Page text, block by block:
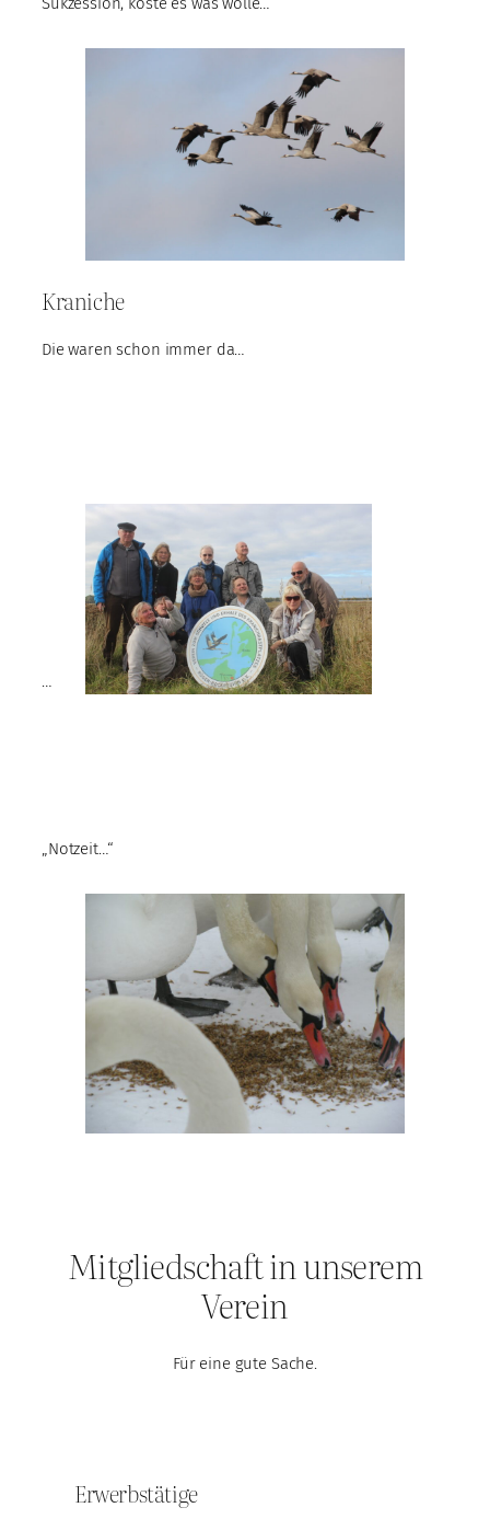
Kraniche
Die waren schon immer da…
…
„Notzeit…“
Mitgliedschaft in unserem
Verein
Für eine gute Sache.
Erwerbstätige